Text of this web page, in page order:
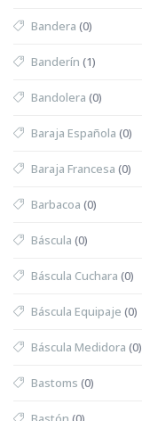
Bandera (0)
Banderín (1)
Bandolera (0)
Baraja Española (0)
Baraja Francesa (0)
Barbacoa (0)
Báscula (0)
Báscula Cuchara (0)
Báscula Equipaje (0)
Báscula Medidora (0)
Bastoms (0)